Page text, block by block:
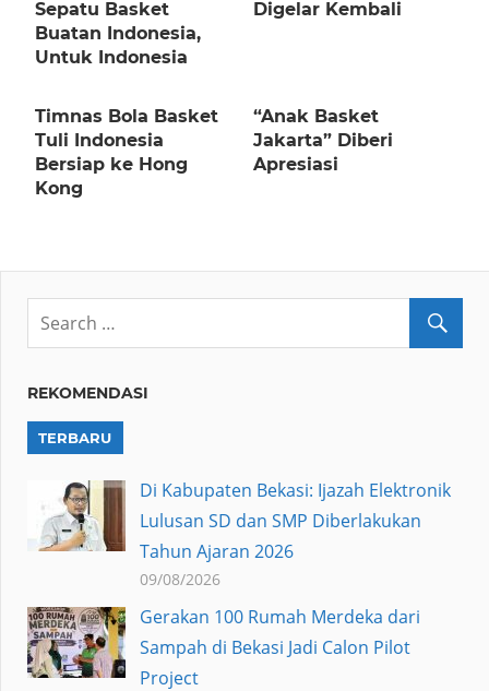
Sepatu Basket
Buatan Indonesia,
Untuk Indonesia
Digelar Kembali
Timnas Bola Basket
Tuli Indonesia
Bersiap ke Hong
Kong
“Anak Basket
Jakarta” Diberi
Apresiasi
REKOMENDASI
TERBARU
Di Kabupaten Bekasi: Ijazah Elektronik
Lulusan SD dan SMP Diberlakukan
Tahun Ajaran 2026
09/08/2026
Gerakan 100 Rumah Merdeka dari
Sampah di Bekasi Jadi Calon Pilot
Project